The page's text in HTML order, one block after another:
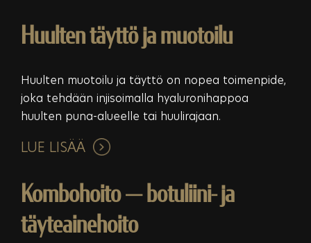
Huulten täyttö ja muotoilu
Huulten muotoilu ja täyttö on nopea toimenpide,
joka tehdään injisoimalla hyaluronihappoa
huulten puna-alueelle tai huulirajaan.
LUE LISÄÄ
Kombohoito — botuliini- ja
täyteainehoito